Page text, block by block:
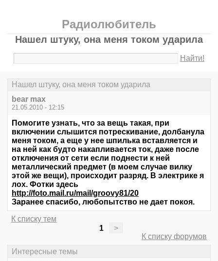
Радиолюбитель
Нашел штуку, она меня током ударила
Найти!
Нашел штуку, она меня током ударила
bear max
21.05.2010 - 12:15
Помогите узнать, что за вещь такая, при
включении слышится потрескивание, долбанула
меня током, а еще у нее шпилька вставляется и
на ней как будто накапливается ток, даже после
отключения от сети если поднести к ней
металлический предмет (в моем случае вилку
этой же вещи), происходит разряд. В электрике я
лох. Фотки здесь
http://foto.mail.ru/mail/groovy81/20
Заранее спасибо, любопытство не дает покоя.
К списку тем
1
>
К списку форумов
Интересные темы